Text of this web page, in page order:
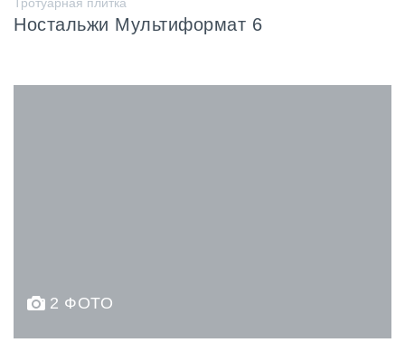
Тротуарная плитка
Ностальжи Мультиформат 6
2 ФОТО